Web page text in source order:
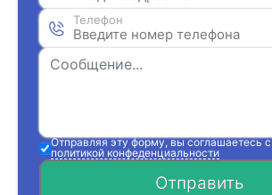
Телефон
Отправляя эту форму, вы соглашаетесь с
политикой конфеденциальности
Отправить